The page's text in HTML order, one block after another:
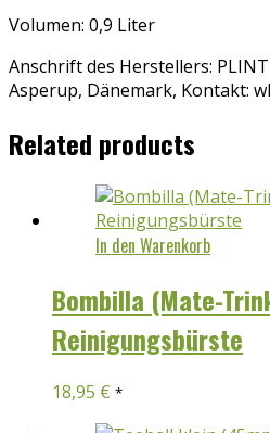
Volumen: 0,9 Liter
Anschrift des Herstellers:
Asperup, Dänemark, Kontakt:
Related products
In den Warenkorb
Bombilla (Mate-
Reinigungsbürste
18,95 € *